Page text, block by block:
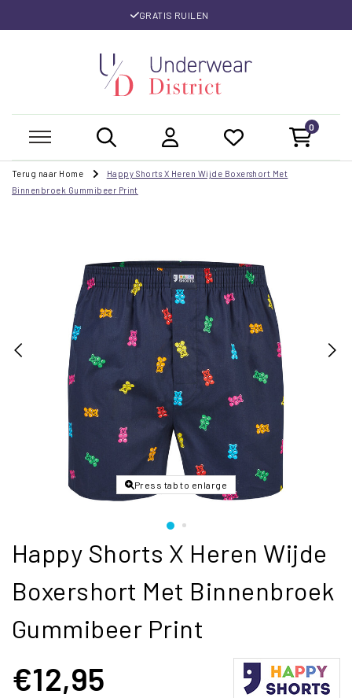
GRATIS RUILEN
0
Terug naar Home
Happy Shorts X Heren Wijde Boxershort Met
Binnenbroek Gummibeer Print
Press tab to enlarge
Happy Shorts X Heren Wijde
Boxershort Met Binnenbroek
Gummibeer Print
€12,95